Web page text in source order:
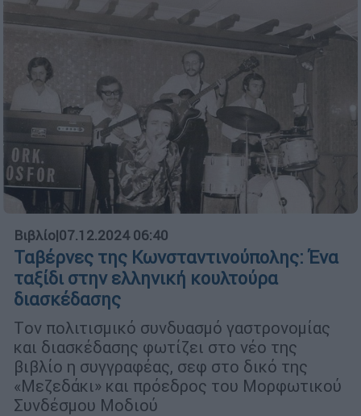
Βιβλίο|07.12.2024 06:40
Ταβέρνες της Κωνσταντινούπολης: Ένα
ταξίδι στην ελληνική κουλτούρα
διασκέδασης
Tον πολιτισμικό συνδυασμό γαστρονομίας
και διασκέδασης φωτίζει στο νέο της
βιβλίο η συγγραφέας, σεφ στο δικό της
«Μεζεδάκι» και πρόεδρος του Μορφωτικού
Συνδέσμου Μοδιού